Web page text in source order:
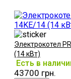
Электрокотел
(14 кВт)
Есть в
43700 грн.